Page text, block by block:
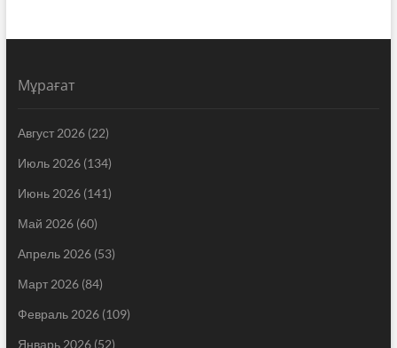
Мұрағат
Август 2026(22)
Июль 2026(134)
Июнь 2026(141)
Май 2026(60)
Апрель 2026(53)
Март 2026(84)
Февраль 2026(109)
Январь 2026(52)